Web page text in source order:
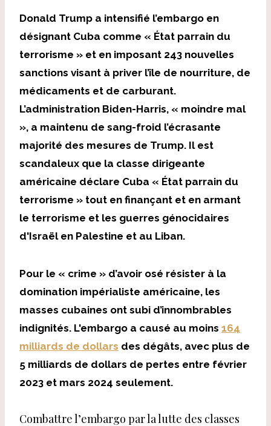
Donald Trump a intensifié l’embargo en
désignant Cuba comme « État parrain du
terrorisme » et en imposant 243 nouvelles
sanctions visant à priver l’île de nourriture, de
médicaments et de carburant.
L’administration Biden-Harris, « moindre mal
», a maintenu de sang-froid l’écrasante
majorité des mesures de Trump. Il est
scandaleux que la classe dirigeante
américaine déclare Cuba « État parrain du
terrorisme » tout en finançant et en armant
le terrorisme et les guerres génocidaires
d'Israël en Palestine et au Liban.
Pour le « crime » d’avoir osé résister à la
domination impérialiste américaine, les
masses cubaines ont subi d’innombrables
indignités. L'embargo a causé au moins 164
milliards de dollars des dégâts, avec plus de
5 milliards de dollars de pertes entre février
2023 et mars 2024 seulement.
Combattre l’embargo par la lutte des classes